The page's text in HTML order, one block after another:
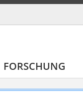
FORSCHUNG